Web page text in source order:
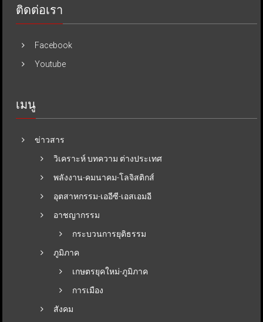
ติดต่อเรา
Facebook
Youtube
เมนู
ข่าวสาร
วิเคราะห์ บทความ ต่างประเทศ
พลังงาน-คมนาคม-โลจิสติกส์
อุตสาหกรรม-เออีซี-เอสเอมอี
อาชญากรรม
กระบวนการยุติธรรม
ภูมิภาค
เกษตรยุคใหม่-ภูมิภาค
การเมือง
สังคม